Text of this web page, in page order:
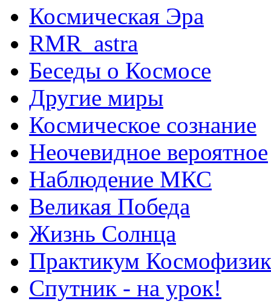
Космическая Эра
RMR_astra
Беседы о Космосе
Другие миры
Космическое сознание
Неочевидное вероятное
Наблюдение МКС
Великая Победа
Жизнь Солнца
Практикум
Спутник - на урок!